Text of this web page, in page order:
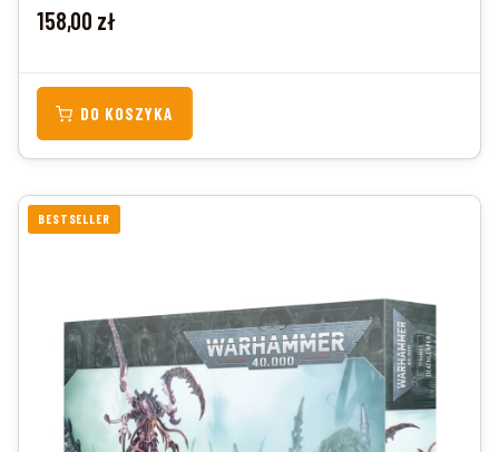
Cena
158,00 zł
DO KOSZYKA
BESTSELLER